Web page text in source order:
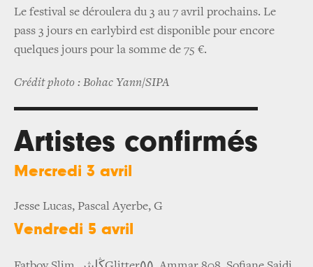
Le festival se déroulera du 3 au 7 avril prochains. Le
pass 3 jours en earlybird est disponible pour encore
quelques jours pour la somme de 75 €.
Crédit photo : Bohac Yann/SIPA
Artistes confirmés
Mercredi 3 avril
Jesse Lucas, Pascal Ayerbe, G
Vendredi 5 avril